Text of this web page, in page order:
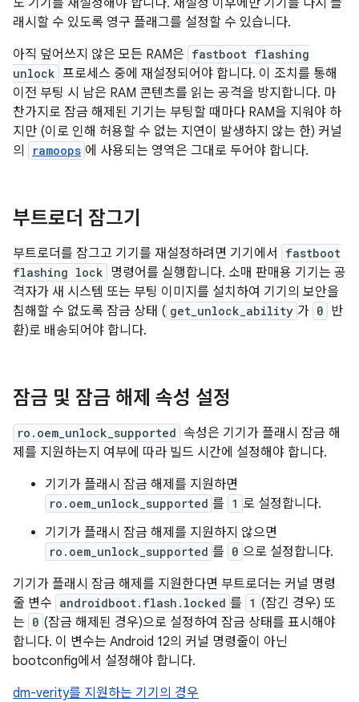
도 기기를 재설정해야 합니다. 재설정 이후에만 기기를 다시 플
래시할 수 있도록 영구 플래그를 설정할 수 있습니다.
아직 덮어쓰지 않은 모든 RAM은 fastboot flashing
unlock 프로세스 중에 재설정되어야 합니다. 이 조치를 통해
이전 부팅 시 남은 RAM 콘텐츠를 읽는 공격을 방지합니다. 마
찬가지로 잠금 해제된 기기는 부팅할 때마다 RAM을 지워야 하
지만 (이로 인해 허용할 수 없는 지연이 발생하지 않는 한) 커널
의
ramoops 에 사용되는 영역은 그대로 두어야 합니다.
부트로더 잠그기
부트로더를 잠그고 기기를 재설정하려면 기기에서
fastboot
flashing lock 명령어를 실행합니다. 소매 판매용 기기는 공
격자가 새 시스템 또는 부팅 이미지를 설치하여 기기의 보안을
침해할 수 없도록 잠금 상태 ( get_unlock_ability 가 0 반
환)로 배송되어야 합니다.
잠금 및 잠금 해제 속성 설정
ro.oem_unlock_supported 속성은 기기가 플래시 잠금 해
제를 지원하는지 여부에 따라 빌드 시간에 설정해야 합니다.
기기가 플래시 잠금 해제를 지원하면
ro.oem_unlock_supported 를 1 로 설정합니다.
기기가 플래시 잠금 해제를 지원하지 않으면
ro.oem_unlock_supported 를 0 으로 설정합니다.
기기가 플래시 잠금 해제를 지원한다면 부트로더는 커널 명령
줄 변수 androidboot.flash.locked 를 1 (잠긴 경우) 또
는 0 (잠금 해제된 경우)으로 설정하여 잠금 상태를 표시해야
합니다. 이 변수는 Android 12의 커널 명령줄이 아닌
bootconfig에서 설정해야 합니다.
dm-verity를 지원하는 기기의 경우